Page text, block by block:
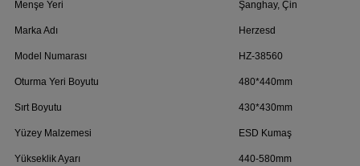
Menşe Yeri Şanghay, Çin
Marka Adı Herzesd
Model Numarası HZ-38560
Oturma Yeri Boyutu 480*440mm
Sırt Boyutu 430*430mm
Yüzey Malzemesi ESD Kumaş
Yükseklik Ayarı 440-580mm